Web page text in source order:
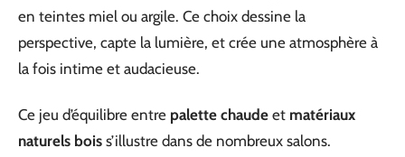
en teintes miel ou argile. Ce choix dessine la
perspective, capte la lumière, et crée une atmosphère à
la fois intime et audacieuse.
Ce jeu d’équilibre entre palette chaude et matériaux
naturels bois s’illustre dans de nombreux salons.